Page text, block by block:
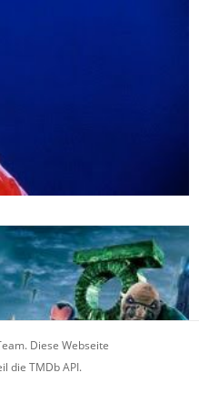
Diese Webseite
die TMDb API.